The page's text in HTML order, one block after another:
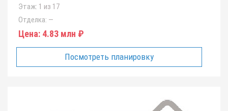
Этаж: 1 из 17
Отделка: —
Цена: 4.83 млн ₽
Посмотреть планировку